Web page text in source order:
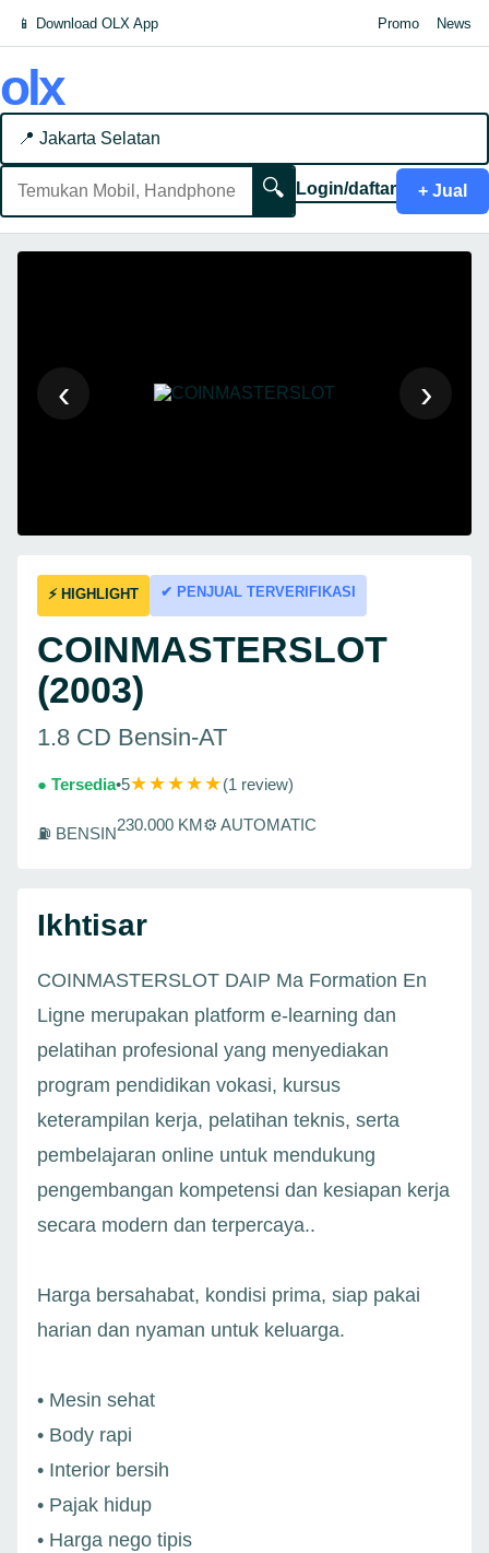
📱 Download OLX App Promo News
olx
📍 Jakarta Selatan
🔍 Login/daftar + Jual
‹ ›
⚡ HIGHLIGHT ✔ PENJUAL TERVERIFIKASI
COINMASTERSLOT
(2003)
1.8 CD Bensin-AT
● Tersedia•5★★★★★(1 review)
⛽ BENSIN230.000 KM⚙ AUTOMATIC
Ikhtisar
COINMASTERSLOT DAIP Ma Formation En
Ligne merupakan platform e-learning dan
pelatihan profesional yang menyediakan
program pendidikan vokasi, kursus
keterampilan kerja, pelatihan teknis, serta
pembelajaran online untuk mendukung
pengembangan kompetensi dan kesiapan kerja
secara modern dan terpercaya..
Harga bersahabat, kondisi prima, siap pakai
harian dan nyaman untuk keluarga.
• Mesin sehat
• Body rapi
• Interior bersih
• Pajak hidup
• Harga nego tipis